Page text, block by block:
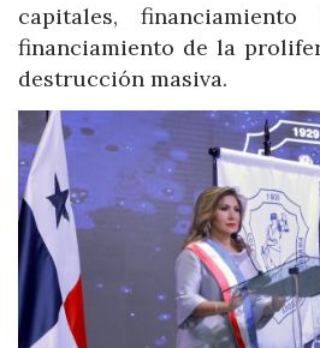
capitales,
financiamiento de la
destrucción masiva.